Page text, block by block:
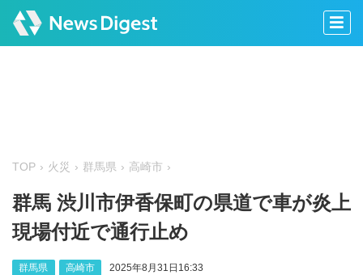
TOP 火災 群馬県 高崎市
群馬 渋川市伊香保町の県道で車が炎上
現場付近で通行止め
群馬県 高崎市 2025年8月31日16:33